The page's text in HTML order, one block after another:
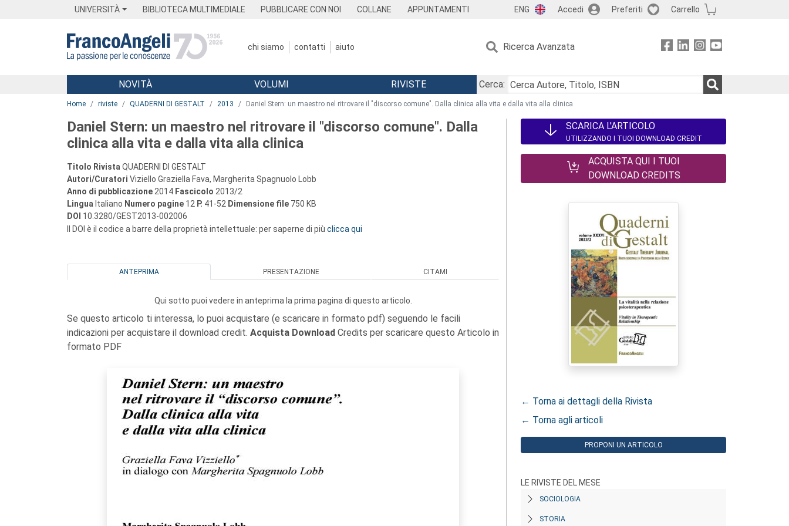
UNIVERSITÀ BIBLIOTECA MULTIMEDIALE PUBBLICARE CON NOI COLLANE APPUNTAMENTI ENG Accedi Preferiti Carrello
chi siamo contatti aiuto Ricerca Avanzata
Menu
NOVITÀ VOLUMI RIVISTE
Cerca:
Home riviste QUADERNI DI GESTALT 2013 Daniel Stern: un maestro nel ritrovare il "discorso comune". Dalla clinica alla vita e dalla vita alla clinica
Daniel Stern: un maestro nel ritrovare il "discorso comune". Dalla
clinica alla vita e dalla vita alla clinica
Titolo Rivista QUADERNI DI GESTALT
Autori/Curatori Viziello Graziella Fava, Margherita Spagnuolo Lobb
Anno di pubblicazione 2014 Fascicolo 2013/2
Lingua Italiano Numero pagine 12 P. 41-52 Dimensione file 750 KB
DOI 10.3280/GEST2013-002006
Il DOI è il codice a barre della proprietà intellettuale: per saperne di più clicca qui
ANTEPRIMA PRESENTAZIONE CITAMI
Qui sotto puoi vedere in anteprima la prima pagina di questo articolo.
Se questo articolo ti interessa, lo puoi acquistare (e scaricare in formato pdf) seguendo le facili
indicazioni per acquistare il download credit. Acquista Download Credits per scaricare questo Articolo in
formato PDF
SCARICA L'ARTICOLO
UTILIZZANDO I TUOI DOWNLOAD CREDIT
ACQUISTA QUI I TUOI
DOWNLOAD CREDITS
← Torna ai dettagli della Rivista
← Torna agli articoli
PROPONI UN ARTICOLO
LE RIVISTE DEL MESE
SOCIOLOGIA
STORIA